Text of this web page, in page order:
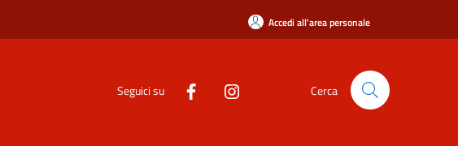
Accedi all'area personale
Seguici su Cerca